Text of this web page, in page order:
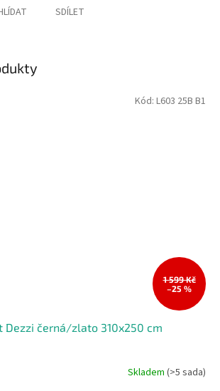
SDÍLET
1 599 Kč
–25 %
Dezzi černá/zlato 310x250 cm
Skladem (>5 sada)
Kód: L603 25B B1